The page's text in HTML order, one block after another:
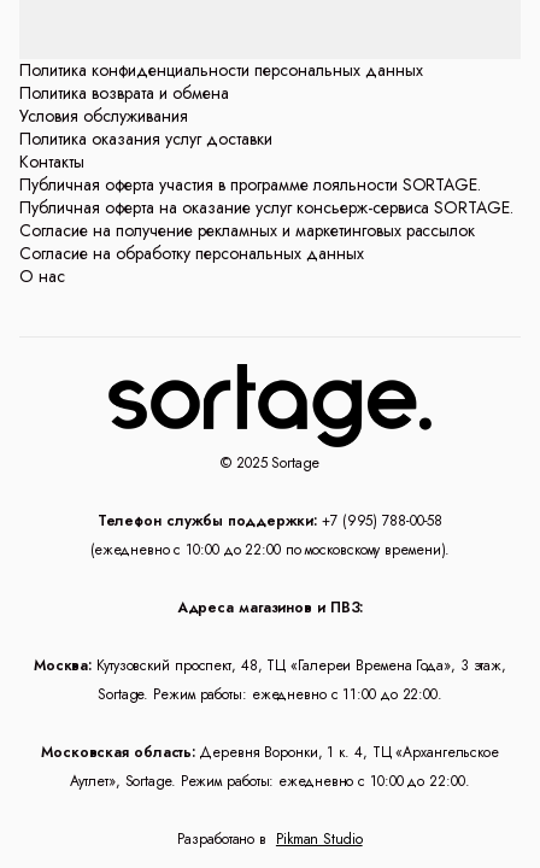
Политика конфиденциальности персональных данных
Политика возврата и обмена
Условия обслуживания
Политика оказания услуг доставки
Контакты
Публичная оферта участия в программе лояльности SORTAGE.
Публичная оферта на оказание услуг консьерж-сервиса SORTAGE.
Согласие на получение рекламных и маркетинговых рассылок
Согласие на обработку персональных данных
О нас
© 2025 Sortage
Телефон службы поддержки: +7 (995) 788-00-58
(ежедневно с 10:00 до 22:00 по московскому времени).
Адреса магазинов и ПВЗ:
Москва: Кутузовский проспект, 48, ТЦ «Галереи Времена Года», 3 этаж,
Sortage. Режим работы: ежедневно с 11:00 до 22:00.
Московская область: Деревня Воронки, 1 к. 4, ТЦ «Архангельское
Аутлет», Sortage. Режим работы: ежедневно с 10:00 до 22:00.
Разработано в Pikman Studio